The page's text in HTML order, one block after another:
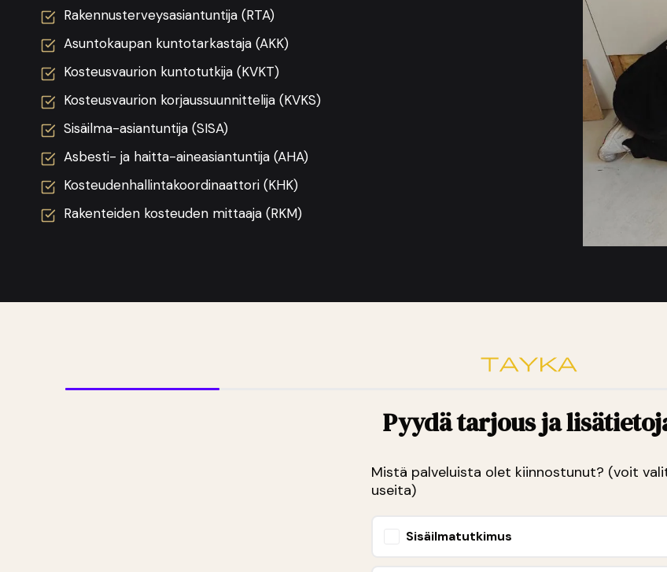
Rakennusterveysasiantuntija (RTA)
Asuntokaupan kuntotarkastaja (AKK)
Kosteusvaurion kuntotutkija (KVKT)
Kosteusvaurion korjaussuunnittelija (KVKS)
Sisäilma-asiantuntija (SISA)
Asbesti- ja haitta-aineasiantuntija (AHA)
Kosteudenhallintakoordinaattori (KHK)
Rakenteiden kosteuden mittaaja (RKM)